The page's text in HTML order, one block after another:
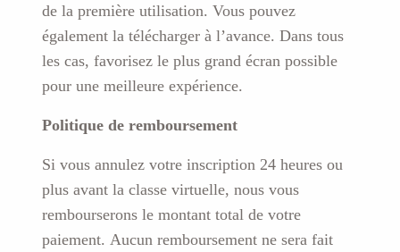
de la première utilisation. Vous pouvez
également la télécharger à l’avance. Dans tous
les cas, favorisez le plus grand écran possible
pour une meilleure expérience.
Politique de remboursement
Si vous annulez votre inscription 24 heures ou
plus avant la classe virtuelle, nous vous
rembourserons le montant total de votre
paiement. Aucun remboursement ne sera fait